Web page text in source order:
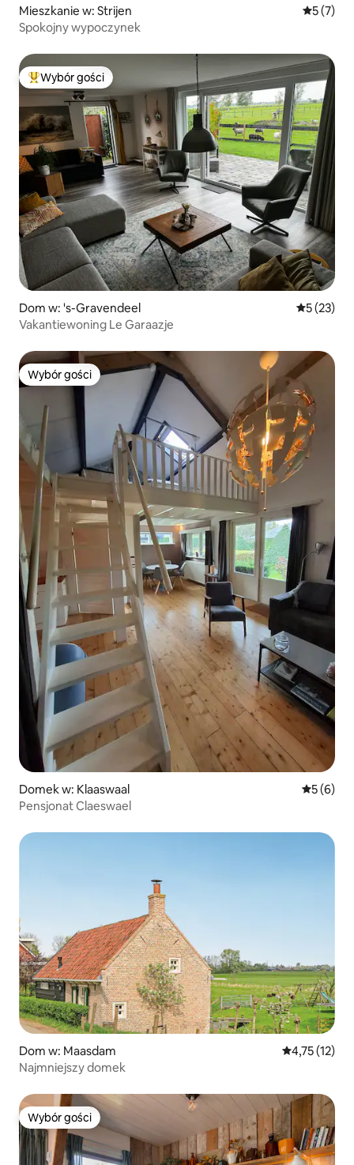
Mieszkanie w: Strijen Średnia
5 (7)
Spokojny wypoczynek
Najpopularniejsze z kategorii Wybór gości
Wybór gości
Dom w: 's-Gravendeel Średnia
5 (23)
Vakantiewoning Le Garaazje
Wybór gości
Wybór gości
Domek w: Klaaswaal Średnia
5 (6)
Pensjonat Claeswael
Dom w: Maasdam Średnia
4,75 (12)
Najmniejszy domek
Wybór gości
Wybór gości